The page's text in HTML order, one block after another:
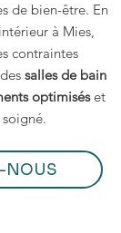
de bien-être. En
à Mies,
contraintes
salles de bain
optimiséset
NOUS